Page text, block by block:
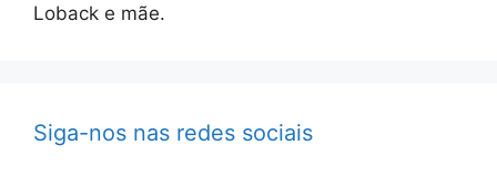
Loback e mãe.
Siga-nos nas redes sociais